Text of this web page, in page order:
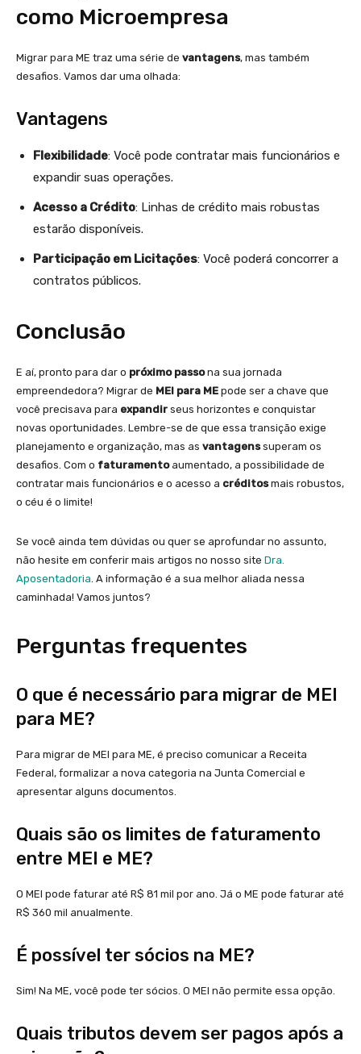
como Microempresa
Migrar para ME traz uma série de vantagens, mas também
desafios. Vamos dar uma olhada:
Vantagens
Flexibilidade: Você pode contratar mais funcionários e
expandir suas operações.
Acesso a Crédito: Linhas de crédito mais robustas
estarão disponíveis.
Participação em Licitações: Você poderá concorrer a
contratos públicos.
Conclusão
E aí, pronto para dar o próximo passona sua jornada
empreendedora? Migrar de MEI para ME pode ser a chave que
você precisava para expandir seus horizontes e conquistar
novas oportunidades. Lembre-se de que essa transição exige
planejamento e organização, mas as vantagenssuperam os
desafios. Com o faturamentoaumentado, a possibilidade de
contratar mais funcionários e o acesso a créditosmais robustos,
o céu é o limite!
Se você ainda tem dúvidas ou quer se aprofundar no assunto,
não hesite em conferir mais artigos no nosso site Dra.
Aposentadoria. A informação é a sua melhor aliada nessa
caminhada! Vamos juntos?
Perguntas frequentes
O que é necessário para migrar de MEI
para ME?
Para migrar de MEI para ME, é preciso comunicar a Receita
Federal, formalizar a nova categoria na Junta Comercial e
apresentar alguns documentos.
Quais são os limites de faturamento
entre MEI e ME?
O MEI pode faturar até R$ 81 mil por ano. Já o ME pode faturar até
R$ 360 mil anualmente.
É possível ter sócios na ME?
Sim! Na ME, você pode ter sócios. O MEI não permite essa opção.
Quais tributos devem ser pagos após a